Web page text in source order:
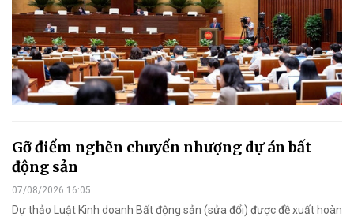
Gỡ điểm nghẽn chuyển nhượng dự án bất
động sản
07/08/2026 16:05
Dự thảo Luật Kinh doanh Bất động sản (sửa đổi) được đề xuất hoàn